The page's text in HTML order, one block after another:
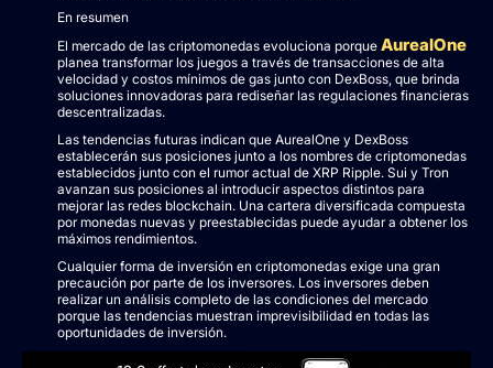
En resumen
El mercado de las criptomonedas evoluciona porque AurealOne
planea transformar los juegos a través de transacciones de alta
velocidad y costos mínimos de gas junto con DexBoss, que brinda
soluciones innovadoras para rediseñar las regulaciones financieras
descentralizadas.
Las tendencias futuras indican que AurealOne y DexBoss
establecerán sus posiciones junto a los nombres de criptomonedas
establecidos junto con el rumor actual de XRP Ripple. Sui y Tron
avanzan sus posiciones al introducir aspectos distintos para
mejorar las redes blockchain. Una cartera diversificada compuesta
por monedas nuevas y preestablecidas puede ayudar a obtener los
máximos rendimientos.
Cualquier forma de inversión en criptomonedas exige una gran
precaución por parte de los inversores. Los inversores deben
realizar un análisis completo de las condiciones del mercado
porque las tendencias muestran imprevisibilidad en todas las
oportunidades de inversión.